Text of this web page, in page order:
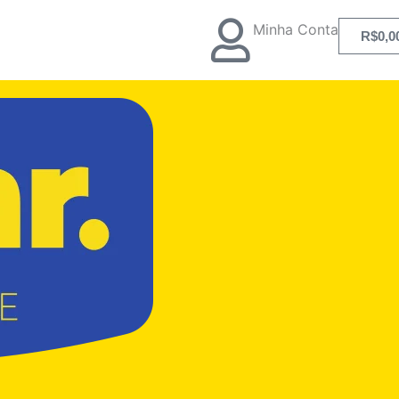
Minha Conta R$
210
Fpi
Cristal
quantidade